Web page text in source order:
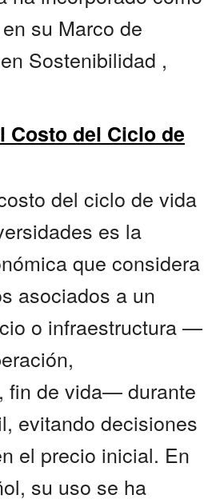
su Marco de
Sostenibilidad ,
Costo del Ciclo de
del ciclo de vida
es la
que considera
asociados a un
o infraestructura —
fin de vida— durante
evitando decisiones
el precio inicial. En
su uso se ha